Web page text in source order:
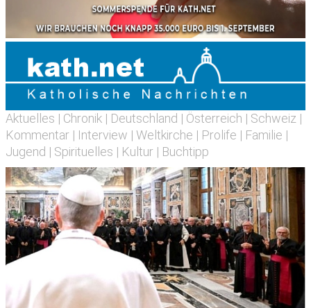
Aktuelles | Chronik | Deutschland | Österreich | Schweiz |
Kommentar | Interview | Weltkirche | Prolife | Familie |
Jugend | Spirituelles | Kultur | Buchtipp